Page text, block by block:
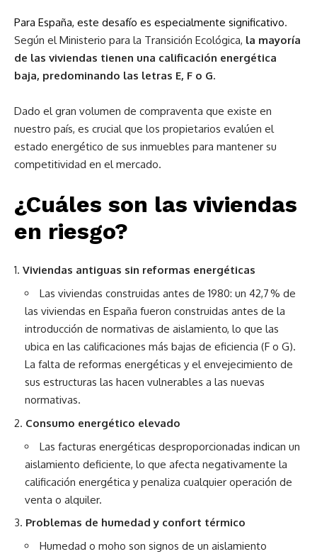
Para España, este desafío es especialmente significativo.
Según el Ministerio para la Transición Ecológica, la mayoría
de las viviendas tienen una calificación energética
baja, predominando las letras E, F o G.
Dado el gran volumen de compraventa que existe en
nuestro país, es crucial que los propietarios evalúen el
estado energético de sus inmuebles para mantener su
competitividad en el mercado.
¿Cuáles son las viviendas
en riesgo?
Viviendas antiguas sin reformas energéticas
Las viviendas construidas antes de 1980: un 42,7 % de
las viviendas en España fueron construidas antes de la
introducción de normativas de aislamiento, lo que las
ubica en las calificaciones más bajas de eficiencia (F o G).
La falta de reformas energéticas y el envejecimiento de
sus estructuras las hacen vulnerables a las nuevas
normativas.
Consumo energético elevado
Las facturas energéticas desproporcionadas indican un
aislamiento deficiente, lo que afecta negativamente la
calificación energética y penaliza cualquier operación de
venta o alquiler.
Problemas de humedad y confort térmico
Humedad o moho son signos de un aislamiento